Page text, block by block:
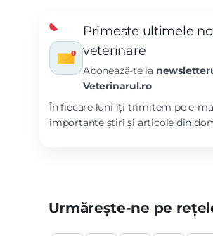
Primește ultimele
veterinare
Abonează-te la
Veterinarul.ro
În fiecare luni îți trimitem pe e-
importante știri și articole din
Urmărește-ne pe